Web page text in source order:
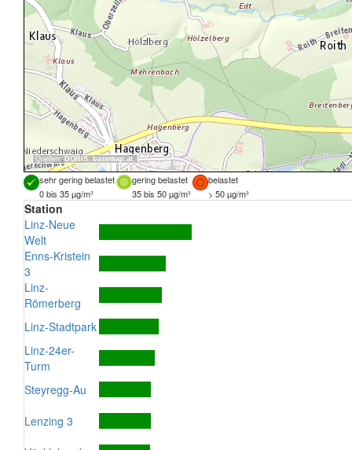
Quellen: DORIS,basemap.at
sehr gering belastet gering belastet
belastet
0 bis 35 µg/m³
35 bis 50 µg/m³ > 50 µg/m³
Station
Linz-Neue
Welt
Enns-Kristein
3
Linz-
Römerberg
Linz-Stadtpark
Linz-24er-
Turm
Steyregg-Au
Lenzing 3